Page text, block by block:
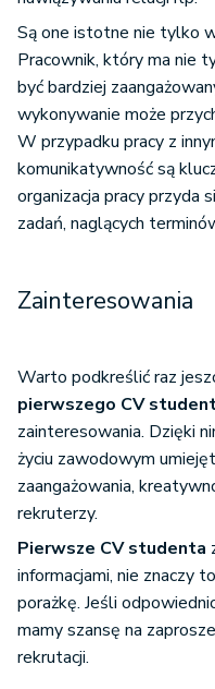
Są one istotne nie tylko
Pracownik, który ma nie
być bardziej
wykonywanie może
W przypadku pracy z
komunikatywność są
organizacja pracy przyda
zadań, naglących
Zainteresowania
Warto podkreślić raz
pierwszego CV
zainteresowania. Dzięki
życiu zawodowym
zaangażowania,
rekruterzy.
Pierwsze CV studenta
informacjami, nie znaczy
porażkę. Jeśli
mamy szansę na
rekrutacji.